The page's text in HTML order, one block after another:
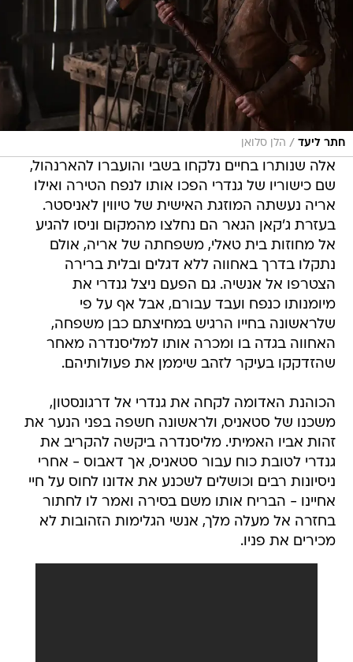
חתר ליעד / הלן סלואן
אלה שנותרו בחיים נלקחו בשבי והועברו להארנהול,
שם כישוריו של גנדרי הפכו אותו לנפח הטירה ואילו
אריה נעשתה המוזגת האישית של טיווין לאניסטר.
בעזרת ג'קאן הגאר הם נחלצו מהמקום וניסו להגיע
אל מחוזות בית טאלי, משפחתה של אריה, אולם
נתקלו בדרך באחווה ללא דגלים ובלית ברירה
הצטרפו אל אנשיה. גם הפעם ניצל גנדרי את
מיומנותו כנפח ועבד עבורם, אבל אף על פי
שלראשונה בחייו הרגיש במחיצתם כבן משפחה,
האחווה בגדה בו ומכרה אותו למליסנדרה מאחר
שהזדקקו בעיקר לזהב שיממן את פעולותיהם.
הכוהנת האדומה לקחה את גנדרי אל דרגונסטון,
משכנו של סטאניס, ולראשונה חשפה בפני הנער את
זהות אביו האמיתי. מליסנדרה ביקשה להקריב את
גנדרי לטובת כוח עבור סטאניס, אך דאבוס - אחרי
ניסיונות רבים וכושלים לשכנע את אדונו לחוס על חיי
אחיינו - הבריח אותו משם בסירה ואמר לו לחתור
בחזרה אל מעלה מלך, אנשי הגלימות הזהובות לא
מכירים את פניו.